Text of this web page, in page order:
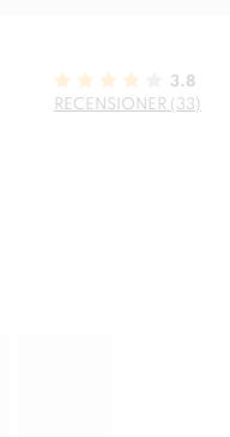
3.8
RECENSIONER (33)